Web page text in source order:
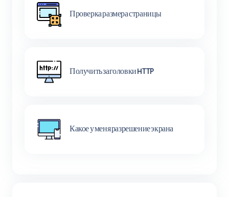
Проверка размера страницы
Получить заголовки HTTP
Какое у меня разрешение экрана